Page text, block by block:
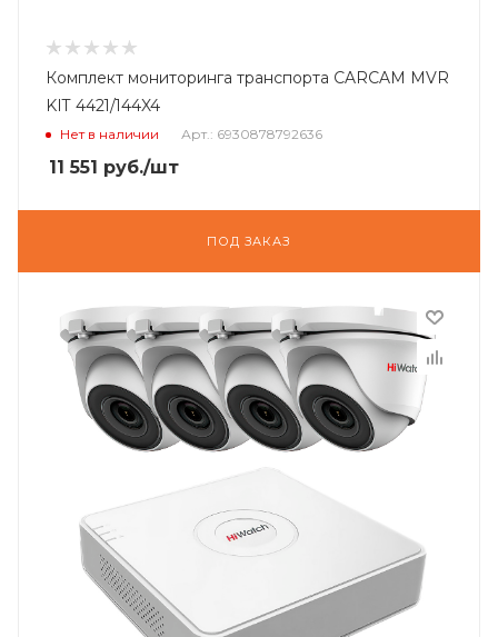
Комплект мониторинга транспорта CARCAM MVR
KIT 4421/144X4
Нет в наличии Арт.: 6930878792636
11 551 руб./шт
ПОД ЗАКАЗ